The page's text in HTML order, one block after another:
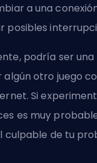
a una
posibles
podría ser una
otro juego
Si
es muy
culpable de tu